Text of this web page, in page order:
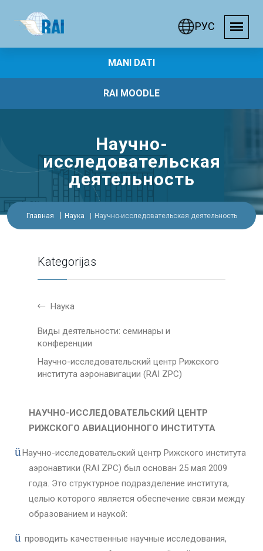
РУС
MANI DATI
RAI MOODLE
Научно-
исследовательская
деятельность
Главная Наука Научно-исследовательская деятельность
Kategorijas
Наука
Виды деятельности: семинары и
конференции
Научно-исследовательский центр Рижского
института аэронавигации (RAI ZPC)
НАУЧНО-ИССЛЕДОВАТЕЛЬСКИЙ ЦЕНТР
РИЖСКОГО АВИАЦИОННОГО ИНСТИТУТА
üНаучно-исследовательский центр Рижского института
аэронавтики (RAI ZPC) был основан 25 мая 2009
года. Это структурное подразделение института,
целью которого является обеспечение связи между
образованием и наукой:
ü проводить качественные научные исследования,